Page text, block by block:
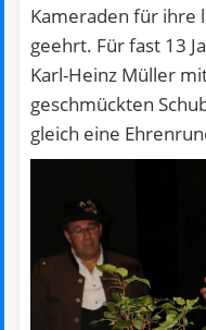
Kameraden für ihre
geehrt. Für fast 13
Karl-Heinz Müller
geschmückten
gleich eine